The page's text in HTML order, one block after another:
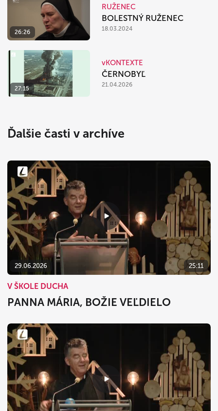
26:26
RUŽENEC
BOLESTNÝ RUŽENEC
18.03.2024
27:15
vKONTEXTE
ČERNOBYĽ
21.04.2026
Ďalšie časti v archíve
29.06.2026 25:11
V ŠKOLE DUCHA
PANNA MÁRIA, BOŽIE VEĽDIELO